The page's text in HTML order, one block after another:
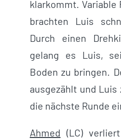
klarkommt. Variable
brachten Luis
Durch einen
gelang es Luis,
Boden zu bringen.
ausgezählt und
die nächste Runde
Ahmed (LC)